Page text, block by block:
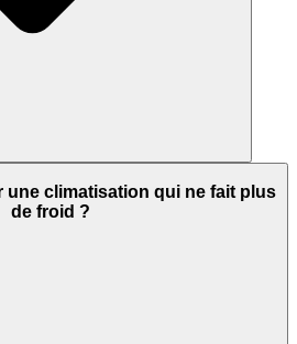
une climatisation qui ne fait plus
de froid ?